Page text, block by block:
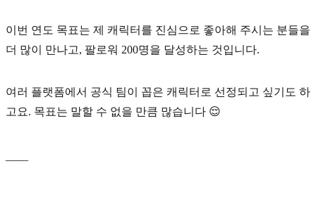
이번 연도 목표는 제 캐릭터를 진심으로 좋아해 주시는 분들을
더 많이 만나고, 팔로워 200명을 달성하는 것입니다.
여러 플랫폼에서 공식 팀이 꼽은 캐릭터로 선정되고 싶기도 하
고요. 목표는 말할 수 없을 만큼 많습니다 😌